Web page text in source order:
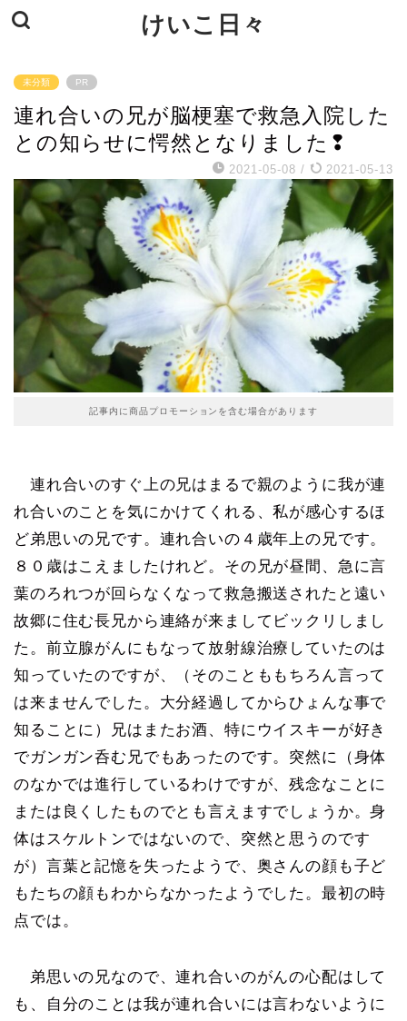
けいこ日々
未分類 PR
連れ合いの兄が脳梗塞で救急入院した
との知らせに愕然となりました❢
2021-05-08 / 2021-05-13
記事内に商品プロモーションを含む場合があります
連れ合いのすぐ上の兄はまるで親のように我が連
れ合いのことを気にかけてくれる、私が感心するほ
ど弟思いの兄です。連れ合いの４歳年上の兄です。
８０歳はこえましたけれど。その兄が昼間、急に言
葉のろれつが回らなくなって救急搬送されたと遠い
故郷に住む長兄から連絡が来ましてビックリしまし
た。前立腺がんにもなって放射線治療していたのは
知っていたのですが、（そのことももちろん言って
は来ませんでした。大分経過してからひょんな事で
知ることに）兄はまたお酒、特にウイスキーが好き
でガンガン呑む兄でもあったのです。突然に（身体
のなかでは進行しているわけですが、残念なことに
または良くしたものでとも言えますでしょうか。身
体はスケルトンではないので、突然と思うのです
が）言葉と記憶を失ったようで、奥さんの顔も子ど
もたちの顔もわからなかったようでした。最初の時
点では。
弟思いの兄なので、連れ合いのがんの心配はして
も、自分のことは我が連れ合いには言わないように